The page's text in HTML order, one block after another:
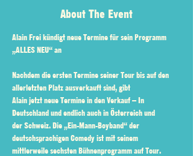
About The Event
Alain Frei kündigt neue Termine für sein Programm
„ALLES NEU“ an
Nachdem die ersten Termine seiner Tour bis auf den
allerletzten Platz ausverkauft sind, gibt
Alain jetzt neue Termine in den Verkauf – In
Deutschland und endlich auch in Österreich und
der Schweiz. Die „Ein-Mann-Boyband“ der
deutschsprachigen Comedy ist mit seinem
mittlerweile sechsten Bühnenprogramm auf Tour.